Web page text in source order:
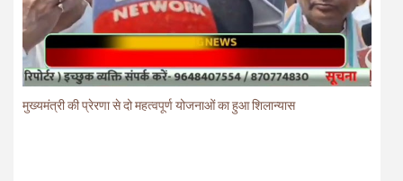
मुख्यमंत्री की प्रेरणा से दो महत्वपूर्ण योजनाओं का हुआ शिलान्यास